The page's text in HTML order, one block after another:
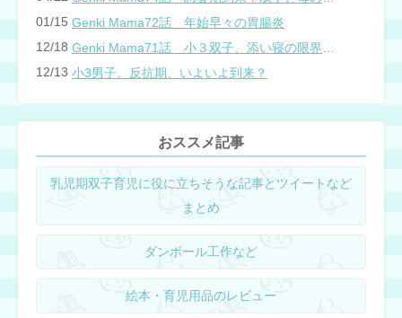
01/15 Genki Mama72話 年始早々の胃腸炎
12/18
12/13 小3男子。反抗期、いよいよ到来？
おススメ記事
乳児期双子育児に役に立ちそうな記事とツイートなど
まとめ
ダンボール工作など
絵本・育児用品のレビュー